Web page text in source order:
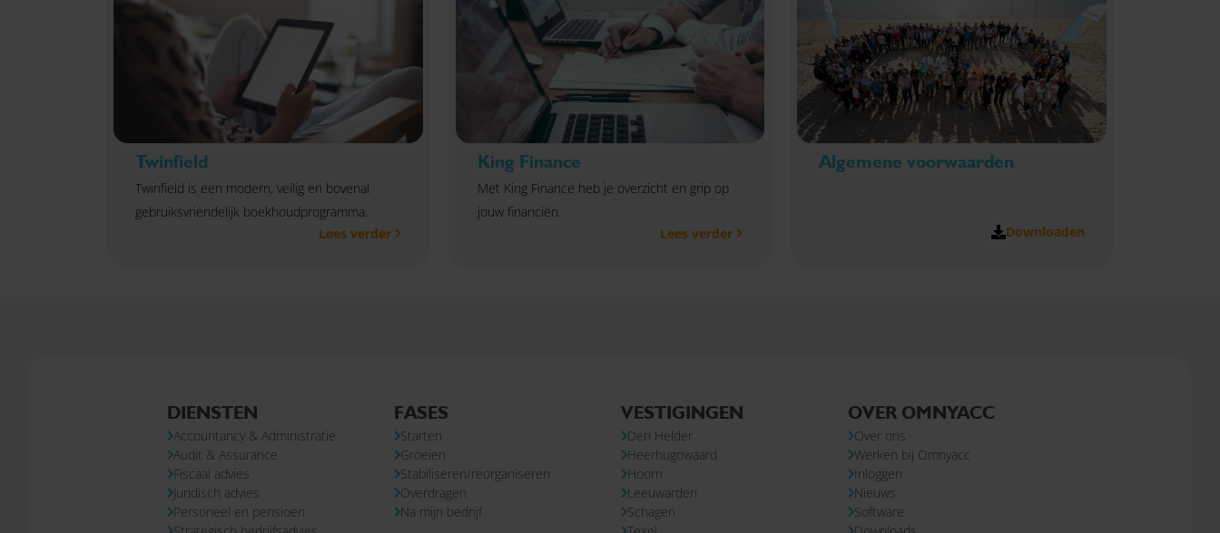
Twinfield
Twinfield is een modern, veilig en bovenal
gebruiksvriendelijk boekhoudprogramma.
Lees verder
King Finance
Met King Finance heb je overzicht en grip op
jouw financiën.
Lees verder
Algemene voorwaarden
Downloaden
DIENSTEN
Accountancy & Administratie
Audit & Assurance
Fiscaal advies
Juridisch advies
Personeel en pensioen
FASES
Starten
Groeien
Stabiliseren/reorganiseren
Overdragen
Na mijn bedrijf
VESTIGINGEN
Den Helder
Heerhugowaard
Hoorn
Leeuwarden
Schagen
OVER OMNYACC
Over ons
Werken bij Omnyacc
Inloggen
Nieuws
Software